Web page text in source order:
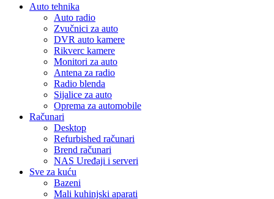
Auto tehnika
Auto radio
Zvučnici za auto
DVR auto kamere
Rikverc kamere
Monitori za auto
Antena za radio
Radio blenda
Sijalice za auto
Oprema za automobile
Računari
Desktop
Refurbished računari
Brend računari
NAS Uređaji i serveri
Sve za kuću
Bazeni
Mali kuhinjski aparati